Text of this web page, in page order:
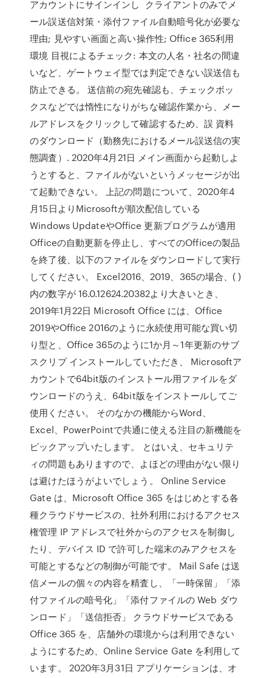
アカウントにサインインし クライアントのみでメ
ール誤送信対策・添付ファイル自動暗号化が必要な
理由; 見やすい画面と高い操作性; Office 365利用
環境 目視によるチェック: 本文の人名・社名の間違
いなど、ゲートウェイ型では判定できない誤送信も
防止できる。 送信前の宛先確認も、チェックボッ
クスなどでは惰性になりがちな確認作業から、メー
ルアドレスをクリックして確認するため、誤 資料
のダウンロード（勤務先におけるメール誤送信の実
態調査）. 2020年4月21日 メイン画面から起動しよ
うとすると、ファイルがないというメッセージが出
て起動できない。 上記の問題について、2020年4
月15日よりMicrosoftが順次配信している
Windows UpdateやOffice 更新プログラムが適用
Officeの自動更新を停止し、すべてのOfficeの製品
を終了後、以下のファイルをダウンロードして実行
してください。 Excel2016、2019、365の場合、( )
内の数字が 16.0.12624.20382より大きいとき、
2019年1月22日 Microsoft Office には、Office
2019やOffice 2016のように永続使用可能な買い切
り型と、Office 365のように1か月～1年更新のサブ
スクリプ インストールしていただき、 Microsoftア
カウントで64bit版のインストール用ファイルをダ
ウンロードのうえ、64bit版をインストールしてご
使用ください。 そのなかの機能からWord、
Excel、PowerPointで共通に使える注目の新機能を
ピックアップいたします。 とはいえ、セキュリテ
ィの問題もありますので、よほどの理由がない限り
は避けたほうがよいでしょう。 Online Service
Gate は、Microsoft Office 365 をはじめとする各
種クラウドサービスの、社外利用におけるアクセス
権管理 IP アドレスで社外からのアクセスを制御し
たり、デバイス ID で許可した端末のみアクセスを
可能とするなどの制御が可能です。 Mail Safe は送
信メールの個々の内容を精査し、「一時保留」「添
付ファイルの暗号化」「添付ファイルの Web ダウ
ンロード」「送信拒否」 クラウドサービスである
Office 365 を、店舗外の環境からは利用できない
ようにするため、Online Service Gate を利用して
います。 2020年3月31日 アプリケーションは、オ